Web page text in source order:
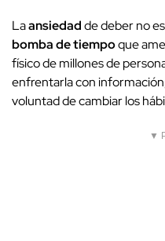
Laansiedadde deber no
bomba de tiempoque
físico de millones de
enfrentarla con
voluntad de cambiar los
▼